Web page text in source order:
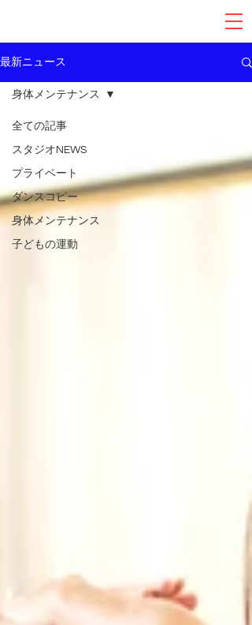
最新ニュース
全ての記事
スタジオNEWS
プライベート
ダンスコピー
身体メンテナンス
子どもの運動
身体メンテナンス